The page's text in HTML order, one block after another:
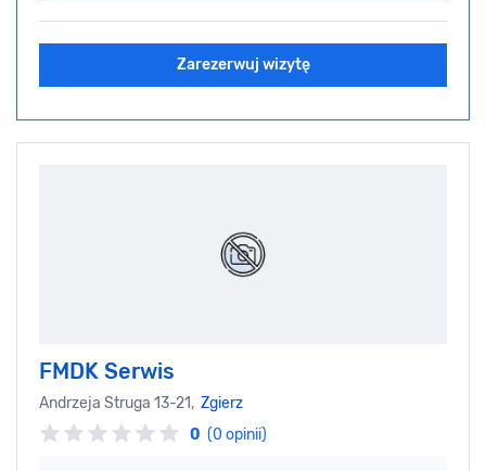
Zarezerwuj wizytę
FMDK Serwis
Andrzeja Struga 13-21, Zgierz
0 (0 opinii)